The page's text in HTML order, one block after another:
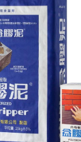
加Line好友 請
LINE官方帳號